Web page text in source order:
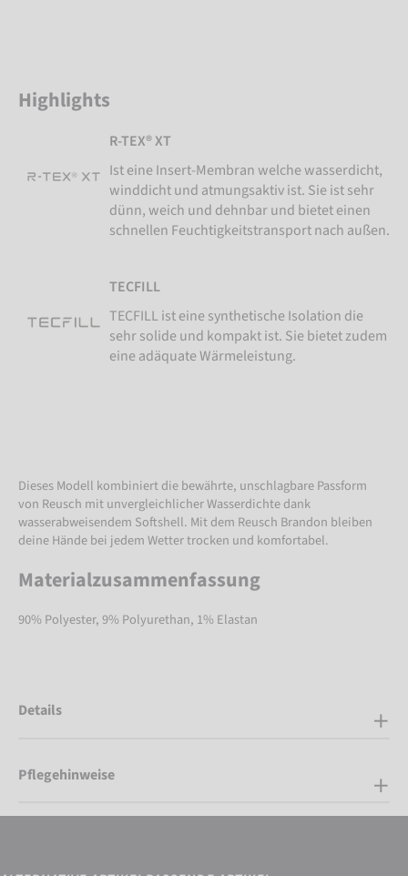
Highlights
R-TEX® XT
Ist eine Insert-Membran welche wasserdicht,
winddicht und atmungsaktiv ist. Sie ist sehr
dünn, weich und dehnbar und bietet einen
schnellen Feuchtigkeitstransport nach außen.
TECFILL
TECFILL ist eine synthetische Isolation die
sehr solide und kompakt ist. Sie bietet zudem
eine adäquate Wärmeleistung.
Dieses Modell kombiniert die bewährte, unschlagbare Passform
von Reusch mit unvergleichlicher Wasserdichte dank
wasserabweisendem Softshell. Mit dem Reusch Brandon bleiben
deine Hände bei jedem Wetter trocken und komfortabel.
Materialzusammenfassung
90% Polyester, 9% Polyurethan, 1% Elastan
Details
Pflegehinweise